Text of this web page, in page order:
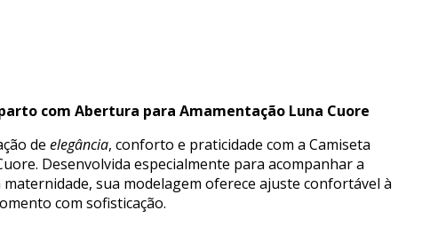
com Abertura para Amamentação Luna Cuore
de elegância, conforto e praticidade com a Camiseta
Desenvolvida especialmente para acompanhar a
sua modelagem oferece ajuste confortável à
com sofisticação.